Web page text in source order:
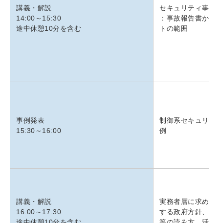
講義・解説
14:00～15:30
途中休憩10分を含む
セキュリティ事案
：事故報告書か
トの範囲
事例発表
15:30～16:00
制御系セキュリテ
例
講義・解説
16:00～17:30
実務者層に求めら
する政府⽅針、各